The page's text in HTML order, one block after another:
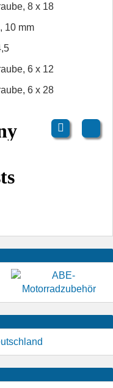
8 x 18
10 mm
6 x 12
6 x 28